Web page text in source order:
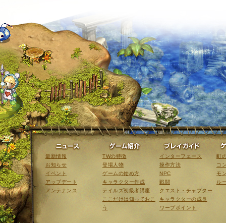
ニュース
最新情報
お知らせ
イベント
アップデート
メンテナンス
ゲーム紹介
TWの特徴
登場人物
ゲームの始め方
キャラクター作成
テイルズ初級者講座
ここだけは知っておこ
う
インターフェース
操作方法
NPC
戦闘
クエスト・チャプター
キャラクターの成長
ワープポイント
町
コ
モ
ル